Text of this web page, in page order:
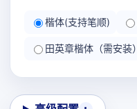
楷体(支持笔顺)
田英章楷体（需安装）